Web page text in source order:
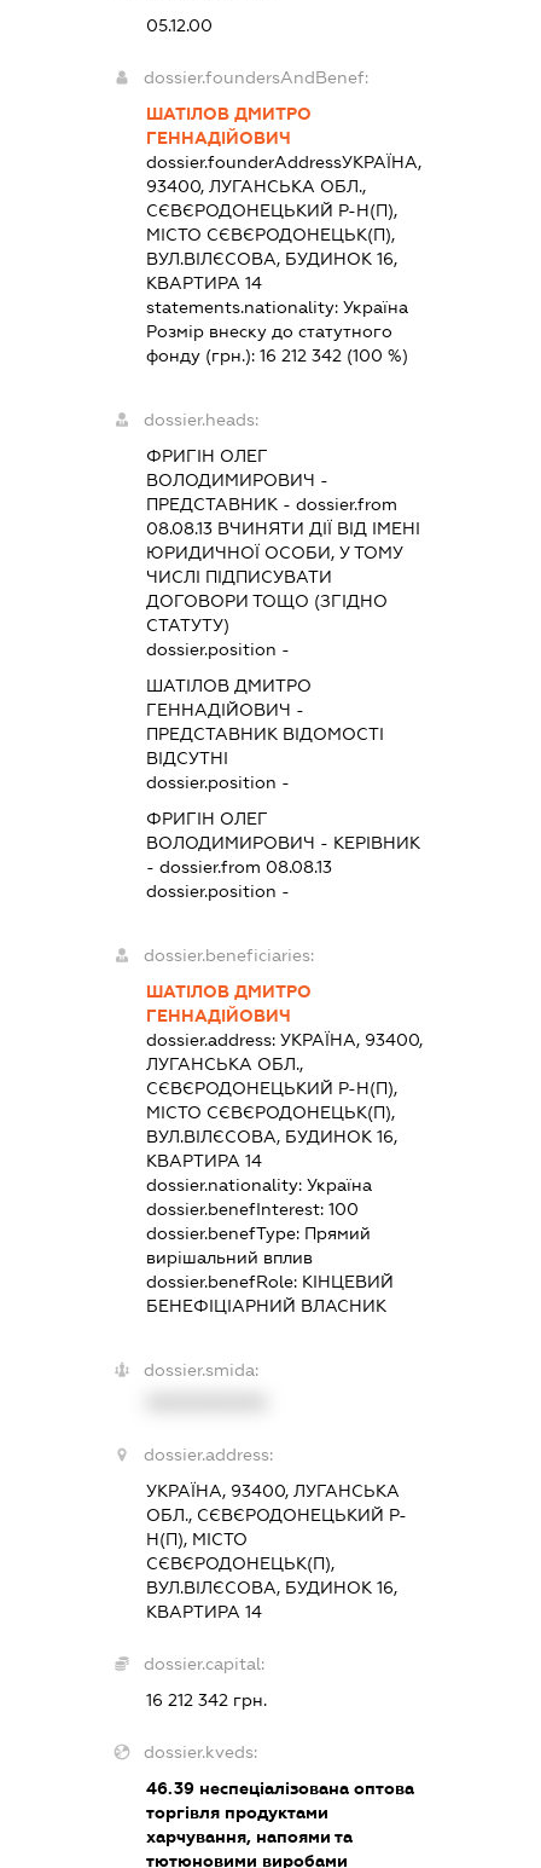
05.12.00
dossier.foundersAndBenef:
ШАТІЛОВ ДМИТРО
ГЕННАДІЙОВИЧ
dossier.founderAddressУКРАЇНА,
93400, ЛУГАНСЬКА ОБЛ.,
СЄВЄРОДОНЕЦЬКИЙ Р-Н(П),
МІСТО СЄВЄРОДОНЕЦЬК(П),
ВУЛ.ВІЛЄСОВА, БУДИНОК 16,
КВАРТИРА 14
statements.nationality: Україна
Розмір внеску до статутного
фонду (грн.): 16 212 342 (100 %)
dossier.heads:
ФРИГІН ОЛЕГ
ВОЛОДИМИРОВИЧ -
ПРЕДСТАВНИК - dossier.from
08.08.13ВЧИНЯТИ ДІЇ ВІД ІМЕНІ
ЮРИДИЧНОЇ ОСОБИ, У ТОМУ
ЧИСЛІ ПІДПИСУВАТИ
ДОГОВОРИ ТОЩО (ЗГІДНО
СТАТУТУ)
dossier.position -
ШАТІЛОВ ДМИТРО
ГЕННАДІЙОВИЧ -
ПРЕДСТАВНИК ВІДОМОСТІ
ВІДСУТНІ
dossier.position -
ФРИГІН ОЛЕГ
ВОЛОДИМИРОВИЧ - КЕРІВНИК
- dossier.from 08.08.13
dossier.position -
dossier.beneficiaries:
ШАТІЛОВ ДМИТРО
ГЕННАДІЙОВИЧ
dossier.address: УКРАЇНА, 93400,
ЛУГАНСЬКА ОБЛ.,
СЄВЄРОДОНЕЦЬКИЙ Р-Н(П),
МІСТО СЄВЄРОДОНЕЦЬК(П),
ВУЛ.ВІЛЄСОВА, БУДИНОК 16,
КВАРТИРА 14
dossier.nationality: Україна
dossier.benefInterest: 100
dossier.benefType: Прямий
вирішальний вплив
dossier.benefRole: КІНЦЕВИЙ
БЕНЕФІЦІАРНИЙ ВЛАСНИК
dossier.smida:
dossier.address:
УКРАЇНА, 93400, ЛУГАНСЬКА
ОБЛ., СЄВЄРОДОНЕЦЬКИЙ Р-
Н(П), МІСТО
СЄВЄРОДОНЕЦЬК(П),
ВУЛ.ВІЛЄСОВА, БУДИНОК 16,
КВАРТИРА 14
dossier.capital:
16 212 342 грн.
dossier.kveds:
46.39неспеціалізована оптова
торгівля продуктами
харчування, напоями та
тютюновими виробами